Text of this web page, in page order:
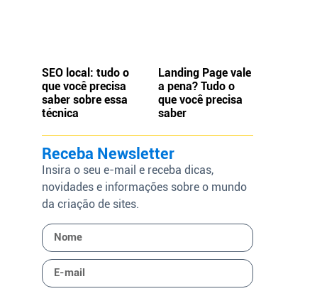
SEO local: tudo o
que você precisa
saber sobre essa
técnica
Landing Page vale
a pena? Tudo o
que você precisa
saber
Receba Newsletter
Insira o seu e-mail e receba dicas,
novidades e informações sobre o mundo
da criação de sites.